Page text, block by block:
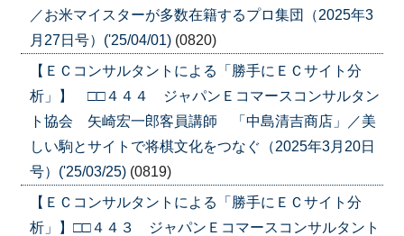
／お米マイスターが多数在籍するプロ集団（2025年3
月27日号）('25/04/01) (0820)
【ＥＣコンサルタントによる「勝手にＥＣサイト分
析」】 □□４４４ ジャパンＥコマースコンサルタン
ト協会 矢崎宏一郎客員講師 「中島清吉商店」／美
しい駒とサイトで将棋文化をつなぐ（2025年3月20日
号）('25/03/25) (0819)
【ＥＣコンサルタントによる「勝手にＥＣサイト分
析」】□□４４３ ジャパンＥコマースコンサルタント